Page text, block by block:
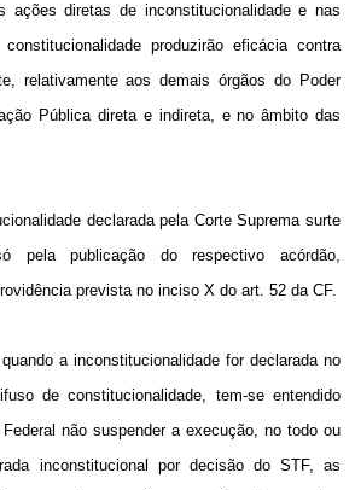
ações diretas de inconstitucionalidade e nas
produzirão eficácia contra
relativamente aos demais órgãos do Poder
Pública direta e indireta, e no âmbito das
declarada pela Corte Suprema surte
pela publicação do respectivo acórdão,
prevista no inciso X do art. 52 da CF.
quando a inconstitucionalidade for declarada no
de constitucionalidade, tem-se entendido
não suspender a execução, no todo ou
inconstitucional por decisão do STF, as